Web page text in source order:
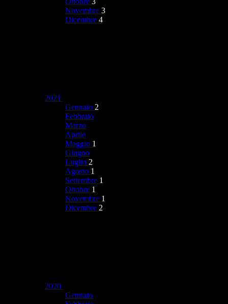
Novembre 3
Dicembre 4
2021
Gennaio 2
Febbraio
Marzo
Aprile
Maggio 1
Giugno
Luglio 2
Agosto 1
Settembre 1
Ottobre 1
Novembre 1
Dicembre 2
2020
Gennaio